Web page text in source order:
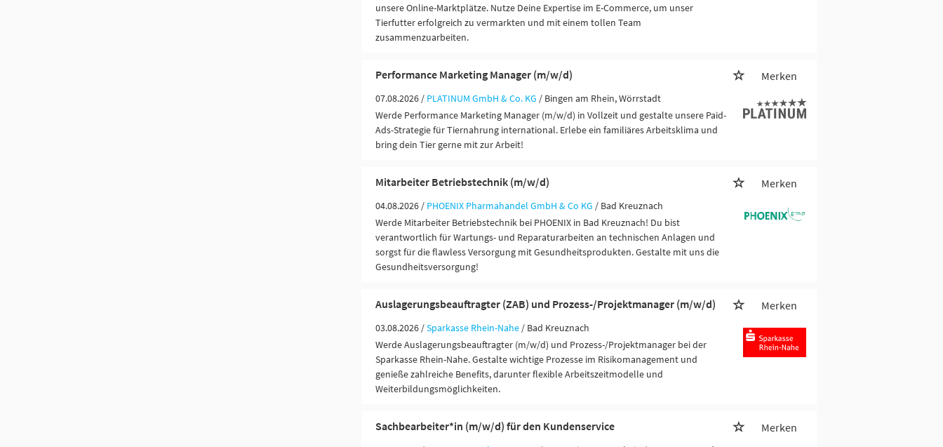
unsere Online-Marktplätze. Nutze Deine Expertise im E-Commerce, um unser
Tierfutter erfolgreich zu vermarkten und mit einem tollen Team
zusammenzuarbeiten.
Performance Marketing Manager (m/w/d) Merken
07.08.2026 / PLATINUM GmbH & Co. KG / Bingen am Rhein, Wörrstadt
Werde Performance Marketing Manager (m/w/d) in Vollzeit und gestalte unsere Paid-
Ads-Strategie für Tiernahrung international. Erlebe ein familiäres Arbeitsklima und
bring dein Tier gerne mit zur Arbeit!
Mitarbeiter Betriebstechnik (m/w/d) Merken
04.08.2026 / PHOENIX Pharmahandel GmbH & Co KG / Bad Kreuznach
Werde Mitarbeiter Betriebstechnik bei PHOENIX in Bad Kreuznach! Du bist
verantwortlich für Wartungs- und Reparaturarbeiten an technischen Anlagen und
sorgst für die flawless Versorgung mit Gesundheitsprodukten. Gestalte mit uns die
Gesundheitsversorgung!
Auslagerungsbeauftragter (ZAB) und Prozess-/Projektmanager (m/w/d) Merken
03.08.2026 /Sparkasse Rhein-Nahe / Bad Kreuznach
Werde Auslagerungsbeauftragter (m/w/d) und Prozess-/Projektmanager bei der
Sparkasse Rhein-Nahe. Gestalte wichtige Prozesse im Risikomanagement und
genieße zahlreiche Benefits, darunter flexible Arbeitszeitmodelle und
Weiterbildungsmöglichkeiten.
Sachbearbeiter*in (m/w/d) für den Kundenservice Merken